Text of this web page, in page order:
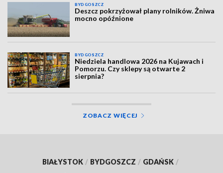
BYDGOSZCZ
Deszcz pokrzyżował plany rolników. Żniwa
mocno opóźnione
BYDGOSZCZ
Niedziela handlowa 2026 na Kujawach i
Pomorzu. Czy sklepy są otwarte 2
sierpnia?
ZOBACZ WIĘCEJ
BIAŁYSTOK / BYDGOSZCZ / GDAŃSK /